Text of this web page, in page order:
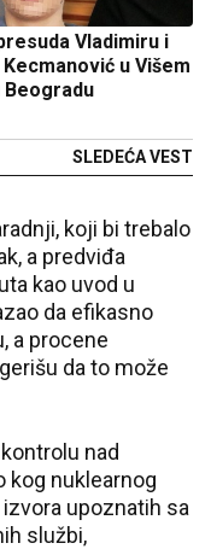
Vladimiru i
u Višem
Beogradu
SLEDEĆA VEST
koji bi trebalo
a predviđa
kao uvod u
da efikasno
a procene
da to može
nad
kog nuklearnog
upoznatih sa
službi,